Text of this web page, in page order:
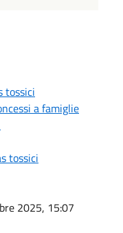
tossici
a famiglie
tossici
2025, 15:07